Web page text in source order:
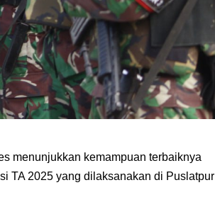
menunjukkan kemampuan terbaiknya
TA 2025 yang dilaksanakan di Puslatpur